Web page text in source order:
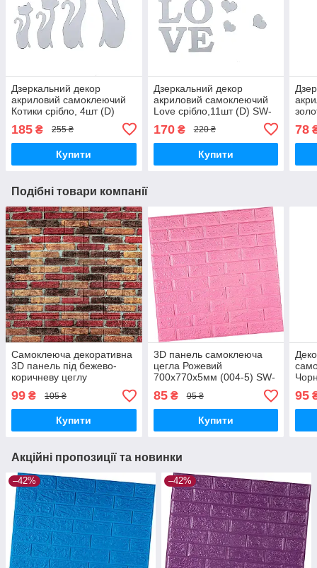
Дзеркальний декор
акриловий самоклеючий
Котики срібло, 4шт (D)
185 ₴ 255 ₴
Купити
Дзеркальний декор
акриловий самоклеючий
Love срібло,11шт (D) SW-
170₴ 220 ₴
Купити
78
Подібні товари компанії
Самоклеюча декоративна
3D панель під бежево-
коричневу цеглу
катеринослав
700х770х5мм (047) SW-
00000026
99 ₴ 105 ₴
Купити
3D панель самоклеюча
цегла Рожевий
700х770х5мм (004-5) SW-
00000143
85₴ 95 ₴
Купити
95
Акційні пропозиції та новинки
–42% –42%